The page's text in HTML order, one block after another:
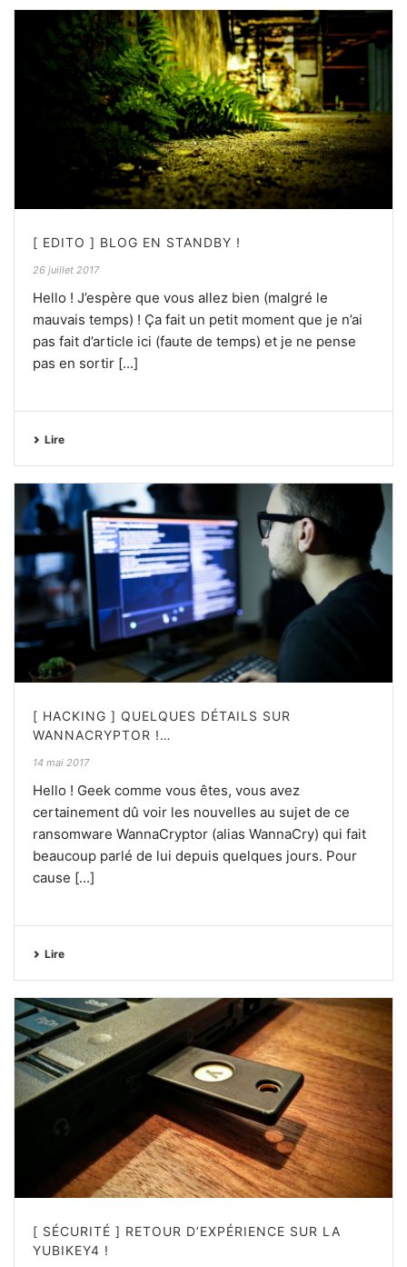
[ EDITO ] BLOG EN STANDBY !
26 juillet 2017
Hello ! J’espère que vous allez bien (malgré le
mauvais temps) ! Ça fait un petit moment que je n’ai
pas fait d’article ici (faute de temps) et je ne pense
pas en sortir [...]
Lire
[ HACKING ] QUELQUES DÉTAILS SUR
WANNACRYPTOR !…
14 mai 2017
Hello ! Geek comme vous êtes, vous avez
certainement dû voir les nouvelles au sujet de ce
ransomware WannaCryptor (alias WannaCry) qui fait
beaucoup parlé de lui depuis quelques jours. Pour
cause [...]
Lire
[ SÉCURITÉ ] RETOUR D’EXPÉRIENCE SUR LA
YUBIKEY4 !